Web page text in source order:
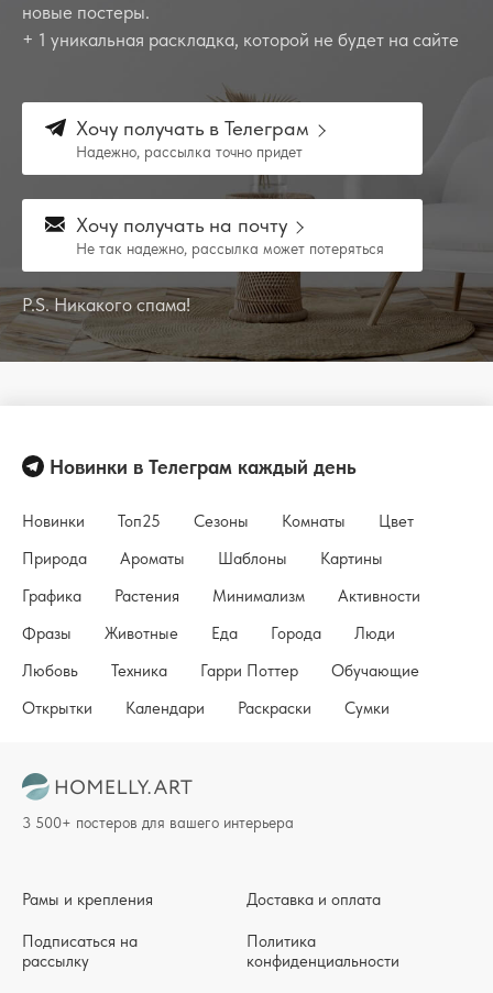
новые постеры.
+ 1 уникальная раскладка, которой не будет на сайте
Хочу получать в Телеграм
Надежно, рассылка точно придет
Хочу получать на почту
Не так надежно, рассылка может потеряться
P.S. Никакого спама!
Новинки в Телеграм каждый день
Новинки Топ25 Сезоны Комнаты
Цвет
Природа
Ароматы Шаблоны
Картины
Графика
Растения Минимализм
Активности
Фразы
Животные Еда Города
Люди
Любовь
Техника Гарри Поттер
Обучающие
Открытки
Календари Раскраски Сумки
Рамы и крепления
Подписаться на
рассылку
Доставка и оплата
Политика
конфиденциальности
3 500+ постеров для вашего интерьера